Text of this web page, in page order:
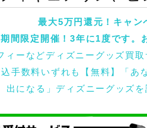
最大5万円還元！キャン
期間限定開催！3年に1度です。
手数料いずれも【無料】「あ
出になる」ディズニーグッズを